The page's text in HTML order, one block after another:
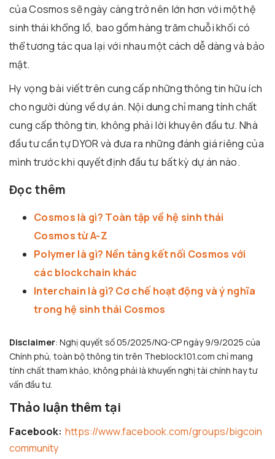
của Cosmos sẽ ngày càng trở nên lớn hơn với một hệ
sinh thái khổng lồ, bao gồm hàng trăm chuỗi khối có
thể tương tác qua lại với nhau một cách dễ dàng và bảo
mật.
Hy vọng bài viết trên cung cấp những thông tin hữu ích
cho người dùng về dự án. Nội dung chỉ mang tính chất
cung cấp thông tin, không phải lời khuyên đầu tư. Nhà
đầu tư cần tự DYOR và đưa ra những đánh giá riêng của
mình trước khi quyết định đầu tư bất kỳ dự án nào.
Đọc thêm
Cosmos là gì? Toàn tập về hệ sinh thái
Cosmos từ A-Z
Polymer là gì? Nền tảng kết nối Cosmos với
các blockchain khác
Interchain là gì? Cơ chế hoạt động và ý nghĩa
trong hệ sinh thái Cosmos
Disclaimer: Nghị quyết số 05/2025/NQ-CP ngày 9/9/2025 của
Chính phủ, toàn bộ thông tin trên Theblock101.com chỉ mang
tính chất tham khảo, không phải là khuyến nghị tài chính hay tư
vấn đầu tư.
Thảo luận thêm tại
Facebook: https://www.facebook.com/groups/bigcoin
community